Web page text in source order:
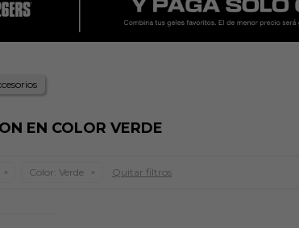
EN COLOR VERDE
Color: Verde Quitar filtros